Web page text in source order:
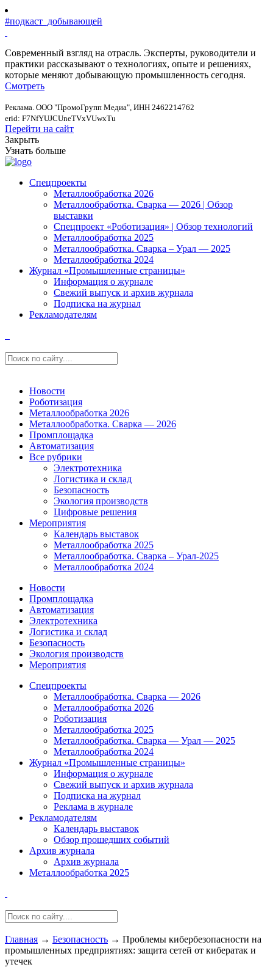
#подкаст_добывающей
Современный взгляд на отрасль. Эксперты, руководители и
практики рассказывают о технологиях, опыте и решениях,
которые меняют добывающую промышленность сегодня.
Смотреть
Реклама. ООО "ПромоГрупп Медиа", ИНН 2462214762
erid: F7NfYUJCUneTVxVUwxTu
Перейти на сайт
Закрыть
Узнать больше
Спецпроекты
Металлообработка 2026
Металлообработка. Сварка — 2026 | Обзор
выставки
Спецпроект «Роботизация» | Обзор технологий
Металлообработка 2025
Металлообработка. Сварка – Урал — 2025
Металлообработка 2024
Журнал «Промышленные страницы»
Информация о журнале
Свежий выпуск и архив журнала
Подписка на журнал
Рекламодателям
Новости
Роботизация
Металлообработка 2026
Металлообработка. Сварка — 2026
Промплощадка
Автоматизация
Все рубрики
Электротехника
Логистика и склад
Безопасность
Экология производств
Цифровые решения
Мероприятия
Календарь выставок
Металлообработка 2025
Металлообработка. Сварка – Урал-2025
Металлообработка 2024
Новости
Промплощадка
Автоматизация
Электротехника
Логистика и склад
Безопасность
Экология производств
Мероприятия
Спецпроекты
Металлообработка. Сварка — 2026
Металлообработка 2026
Роботизация
Металлообработка 2025
Металлообработка. Сварка — Урал — 2025
Металлообработка 2024
Журнал «Промышленные страницы»
Информация о журнале
Свежий выпуск и архив журнала
Подписка на журнал
Реклама в журнале
Рекламодателям
Календарь выставок
Обзор прошедших событий
Архив журнала
Архив журнала
Металлообработка 2025
Главная → Безопасность → Проблемы кибербезопасности на
промышленных предприятиях: защита сетей от кибератак и
утечек